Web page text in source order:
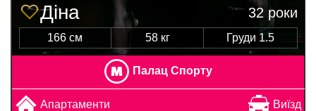
Діна 32 роки
166 см 58 кг Груди 1.5
Палац Спорту
Апартаменти Виїзд